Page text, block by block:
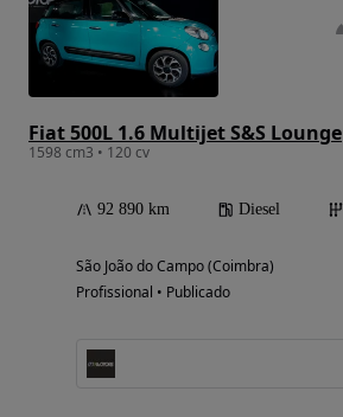
Fiat 500L 1.6 Multijet S&S Lounge
1598 cm3 • 120 cv
92 890 km Diesel
São João do Campo (Coimbra)
Profissional • Publicado